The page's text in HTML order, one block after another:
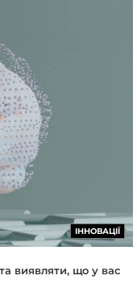
ІННОВАЦІЇ
виявляти, що у вас